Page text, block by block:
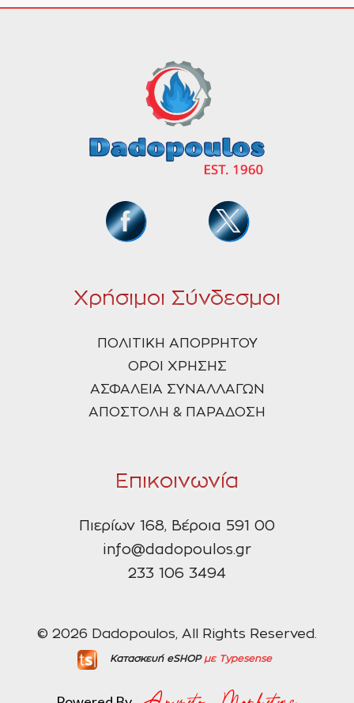
Χρήσιμοι Σύνδεσμοι
ΠΟΛΙΤΙΚΗ ΑΠΟΡΡΗΤΟΥ
ΟΡΟΙ ΧΡΗΣΗΣ
ΑΣΦΑΛΕΙΑ ΣΥΝΑΛΛΑΓΩΝ
ΑΠΟΣΤΟΛΗ & ΠΑΡΑΔΟΣΗ
Επικοινωνία
Πιερίων 168, Βέροια 591 00
info@dadopoulos.gr
233 106 3494
© 2026 Dadopoulos, All Rights Reserved.
Κατασκευή eSHOPμε Typesense